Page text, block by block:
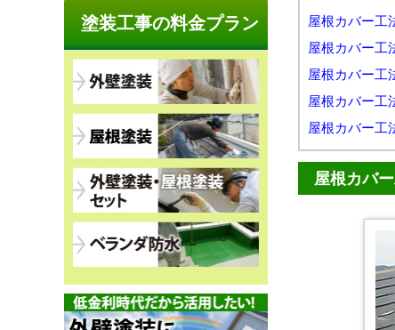
屋根カバー工
屋根カバー工
屋根カバー工
屋根カバー工
屋根カバー工
屋根カバ
塗装工事の料金プラン